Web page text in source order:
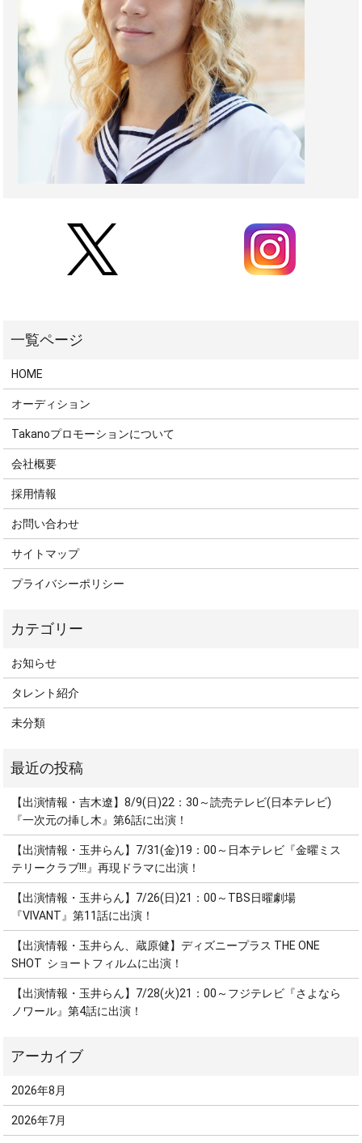
HOME
オーディション
Takanoプロモーションについて
会社概要
採用情報
お問い合わせ
サイトマップ
プライバシーポリシー
お知らせ
タレント紹介
未分類
【出演情報・吉木遼】8/9(日)22：30～読売テレビ(日本テレビ)
『一次元の挿し木』第6話に出演！
【出演情報・玉井らん】7/31(金)19：00～日本テレビ『金曜ミス
テリークラブ!!!』再現ドラマに出演！
【出演情報・玉井らん】7/26(日)21：00～TBS日曜劇場
『VIVANT』第11話に出演！
【出演情報・玉井らん、蔵原健】ディズニープラス THE ONE
SHOT ショートフィルムに出演！
【出演情報・玉井らん】7/28(火)21：00～フジテレビ『さよなら
ノワール』第4話に出演！
2026年8月
2026年7月